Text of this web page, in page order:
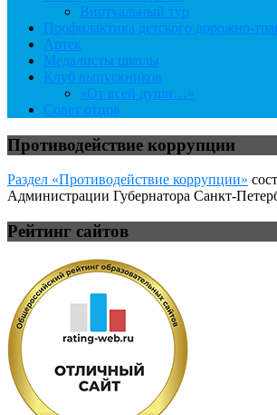
Виртуальный тур
Профилактика детского дорожно-
Артек
Медалисты школы
Клуб выпускников
«От всей души…»
Совет отцов
Противодействие коррупции
Раздел «Противодействие коррупции»
Администрации Губернатора Санкт-
Рейтинг сайтов